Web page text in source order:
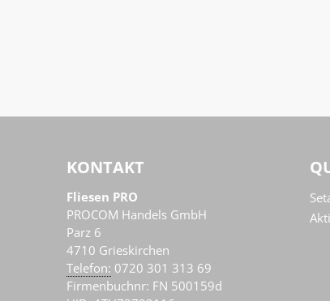
KONTAKT
Fliesen PRO
PROCOM Handels GmbH
Parz 6
4710 Grieskirchen
AT
Telefon: 0720 301 313 69
Firmenbuchnr: FN 500159d